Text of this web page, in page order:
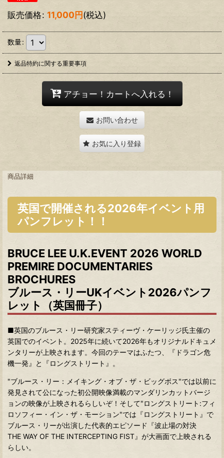
販売価格: 11,000円(税込)
数量:
返品特約に関する重要事項
アチョー！カートへ入れる！
お問い合わせ
お気に入り登録
商品詳細
英国で開催される2026年イベント用
パンフレット！！
BRUCE LEE U.K.EVENT 2026 WORLD
PREMIRE DOCUMENTARIES
BROCHURES
ブルース・リーUKイベント2026パンフ
レット（英国冊子）
■英国のブルース・リー研究家スティーヴ・ケーリッジ氏主催の
英国でのイベント。2025年に続いて2026年もオリジナルドキュメ
ンタリーが上映されます。今回のテーマはふたつ、『ドラゴン危
機一発』と『ロングストリート』。
"ブルース・リー：メイキング・オブ・ザ・ビッグボス"では以前に
発見されて公になった初公開映像満載のマンダリンカットバージ
ョンの映像が上映されるらしいぞ！そして"ロングストリート:フィ
ロソフィー・イン・ザ・モーション"では『ロングストリート』で
ブルース・リーが出演した代表的エピソード『波止場の対決
THE WAY OF THE INTERCEPTING FIST』が大画面で上映される
らしい。